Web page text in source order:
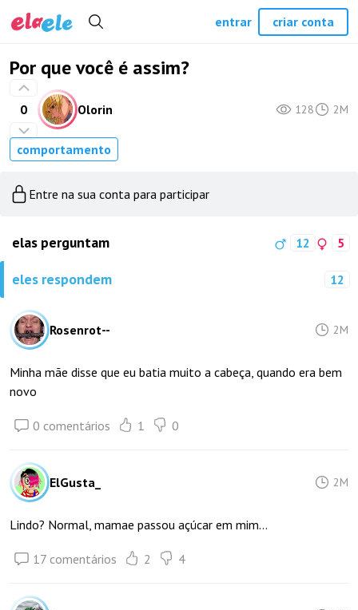
Por que você é assim?
0 Olorin 128 2M
comportamento
Entre na sua conta para participar
elas perguntam 12 5
eles respondem 12
Rosenrot-- 2M
Minha mãe disse que eu batia muito a cabeça, quando era bem
novo
0 comentários 1 0
ElGusta_ 2M
Lindo? Normal, mamae passou açúcar em mim...
17 comentários 2 4
entrar criar conta